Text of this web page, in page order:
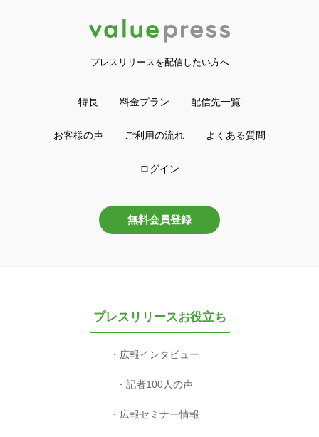
プレスリリースを配信したい方へ
特長 料金プラン 配信先一覧
お客様の声 ご利用の流れ よくある質問
ログイン
無料会員登録
プレスリリースお役立ち
広報インタビュー
記者100人の声
広報セミナー情報